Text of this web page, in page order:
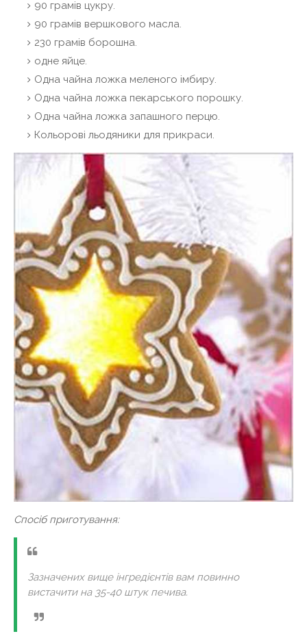
90 грамів цукру.
90 грамів вершкового масла.
230 грамів борошна.
одне яйце.
Одна чайна ложка меленого імбиру.
Одна чайна ложка пекарського порошку.
Одна чайна ложка запашного перцю.
Кольорові льодяники для прикраси.
Спосіб приготування:
Зазначених вище інгредієнтів вам повинно
вистачити на 35-40 штук печива.